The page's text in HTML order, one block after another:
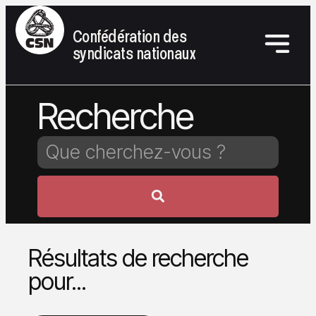
Confédération des
syndicats nationaux
Recherche
Résultats de recherche
pour...